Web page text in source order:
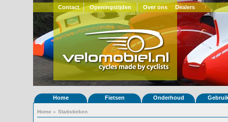
Contact Openingstijden Over ons Dealers
Home Fietsen Onderhoud
Home » Statistieken